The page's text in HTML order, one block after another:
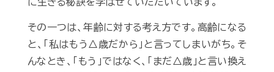
その一つは、年齢に対する考え方です。高齢になる
と、「私はもう△歳だから」と言ってしまいがち。そ
んなとき、「もう」ではなく、「まだ△歳」と言い換え